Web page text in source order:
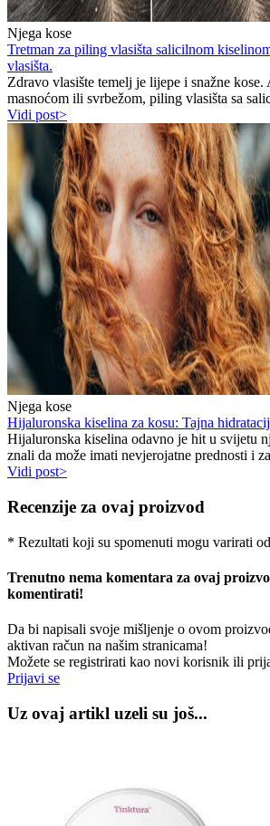
Njega kose
Tretman za piling vlasišta salicilnom
vlasišta.
Zdravo vlasište temelj je lijepe i snažne kose.
masnoćom ili svrbežom, piling vlasišta sa
Vidi post>
Njega kose
Hijaluronska kiselina za kosu: Tajna
Hijaluronska kiselina odavno je hit u svijetu
znali da može imati nevjerojatne prednosti i
Vidi post>
Recenzije za ovaj proizvod
* Rezultati koji su spomenuti mogu varirati
Trenutno nema komentara za ovaj
komentirati!
Da bi napisali svoje mišljenje o ovom
aktivan račun na našim stranicama!
Možete se registrirati kao novi korisnik ili
Prijavi se
Uz ovaj artikl uzeli su još...